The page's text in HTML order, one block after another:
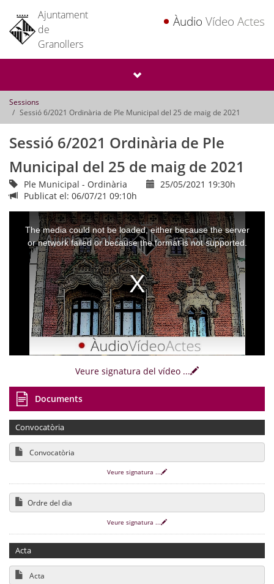
Ajuntament
de
Granollers
Àudio Vídeo Actes
Sessions
Sessió 6/2021 Ordinària de Ple Municipal del 25 de maig de 2021
Sessió 6/2021 Ordinària de Ple
Municipal del 25 de maig de 2021
Ple Municipal - Ordinària
25/05/2021 19:30h
Publicat el: 06/07/21 09:10h
The media could not be loaded, either because the server
or network failed or because the format is not supported.
Veure signatura del vídeo ...
Documents
Convocatòria
Convocatòria
Veure signatura ...
Ordre del dia
Veure signatura ...
Acta
Acta